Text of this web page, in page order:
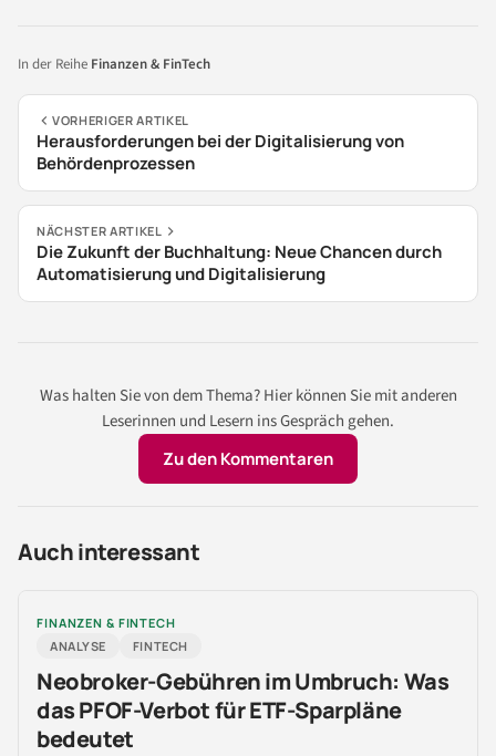
In der Reihe Finanzen & FinTech
VORHERIGER ARTIKEL
Herausforderungen bei der Digitalisierung von
Behördenprozessen
NÄCHSTER ARTIKEL
Die Zukunft der Buchhaltung: Neue Chancen durch
Automatisierung und Digitalisierung
Was halten Sie von dem Thema? Hier können Sie mit anderen
Leserinnen und Lesern ins Gespräch gehen.
Zu den Kommentaren
Auch interessant
FINANZEN & FINTECH
ANALYSE
FINTECH
Neobroker-Gebühren im Umbruch: Was
das PFOF-Verbot für ETF-Sparpläne
bedeutet